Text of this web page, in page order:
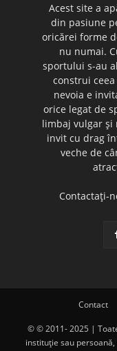
Acest site a
din pasiune
oricărei forme
nu numai.
sportului s-au
construi
nevoia e
orice legat de
limbaj vulgar şi
invit cu drag
veche de
Contactați-
Contact
© © 2011- 2025 |
instituţie sau